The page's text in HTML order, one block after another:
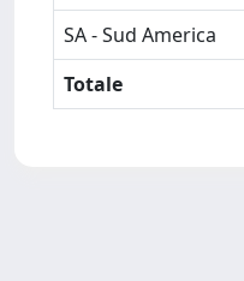
SA - Sud America
Totale